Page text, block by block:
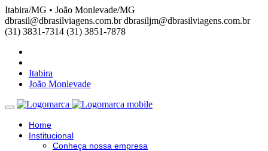
Itabira/MG • João Monlevade/MG
dbrasil@dbrasilviagens.com.br dbrasiljm@dbrasilviagens.com.br
(31) 3831-7314 (31) 3851-7878
Itabira
João Monlevade
Home
Institucional
Conheça nossa empresa